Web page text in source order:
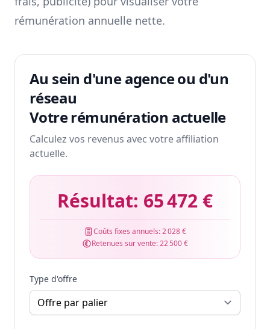
rémunération annuelle nette.
Au sein d'une agence ou d'un
réseau
Votre rémunération actuelle
Calculez vos revenus avec votre affiliation
actuelle.
Résultat: 65 472 €
Coûts fixes annuels:2 028 €
Retenues sur vente:22 500 €
Type d'offre